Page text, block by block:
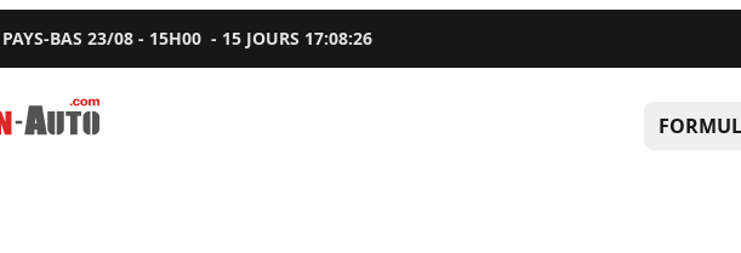
BAS 23/08 - 15H00 - 15 JOURS 17:08:25